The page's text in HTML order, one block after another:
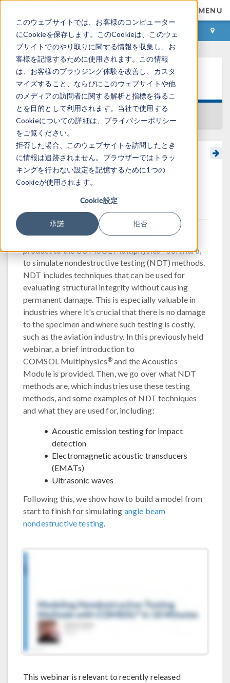
このウェブサイトでは、お客様のコンピューター
にCookieを保存します。このCookieは、このウェ
ブサイトでのやり取りに関する情報を収集し、お
客様を記憶するために使用されます。この情報
は、お客様のブラウジング体験を改善し、カスタ
マイズすること、ならびにこのウェブサイトや他
のメディアの訪問者に関する解析と指標を得るこ
とを目的として利用されます。当社で使用する
Cookieについての詳細は、プライバシーポリシー
をご覧ください。
拒否した場合、このウェブサイトを訪問したとき
に情報は追跡されません。ブラウザーではトラッ
キングを行わない設定を記憶するために1つの
Cookieが使用されます。
Cookie設定
承諾 拒否
MENU
ログイン お問い合わせ
ラーニングセンター
一覧に戻る
Modeling Overview:
Nondestructive Testing
Methods
You can use the Acoustics Module, an add-on
product to the COMSOL Multiphysics software,
to simulate nondestructive testing (NDT) methods.
NDT includes techniques that can be used for
evaluating structural integrity without causing
permanent damage. This is especially valuable in
industries where it's crucial that there is no damage
to the specimen and where such testing is costly,
such as the aviation industry. In this previously held
webinar, a brief introduction to
COMSOL Multiphysics® and the Acoustics
Module is provided. Then, we go over what NDT
methods are, which industries use these testing
methods, and some examples of NDT techniques
and what they are used for, including:
Acoustic emission testing for impact
detection
Electromagnetic acoustic transducers
(EMATs)
Ultrasonic waves
Following this, we show how to build a model from
start to finish for simulating angle beam
nondestructive testing.
This webinar is relevant to recently released